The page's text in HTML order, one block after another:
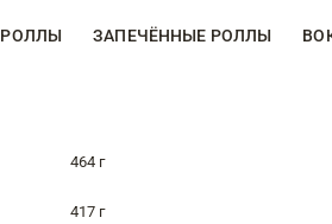
РОЛЛЫ ЗАПЕЧЁННЫЕ РОЛЛЫ
464 г
417 г